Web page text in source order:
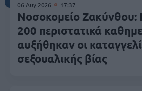
06 Αυγ 2026 17:37
Νοσοκομείο
200 περιστατικά
αυξήθηκαν οι
σεξουαλικής βίας